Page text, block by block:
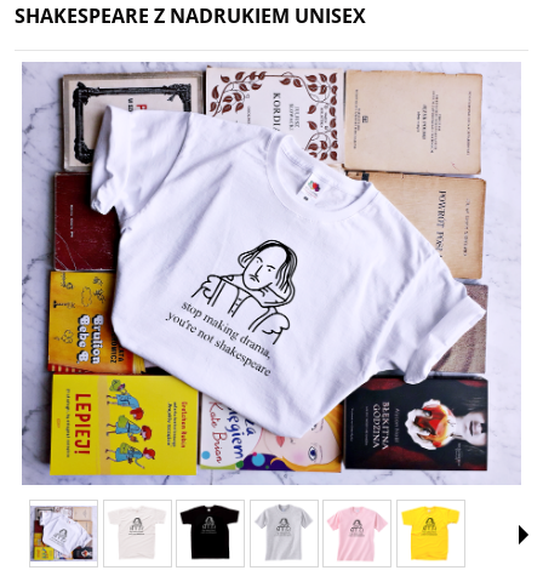
SHAKESPEARE Z NADRUKIEM UNISEX